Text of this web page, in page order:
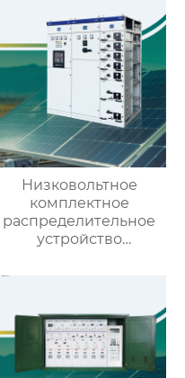
Низковольтное
комплектное
распределительное
устройство